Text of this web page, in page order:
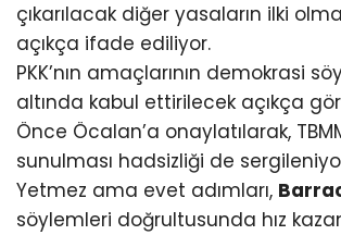
çıkarılacak diğer yasaların ilki
açıkça ifade ediliyor.
PKK’nın amaçlarının demokrasi
altında kabul ettirilecek açıkça
Önce Öcalan’a onaylatılarak,
sunulması hadsizliği de
Yetmez ama evet adımları,
söylemleri doğrultusunda hız